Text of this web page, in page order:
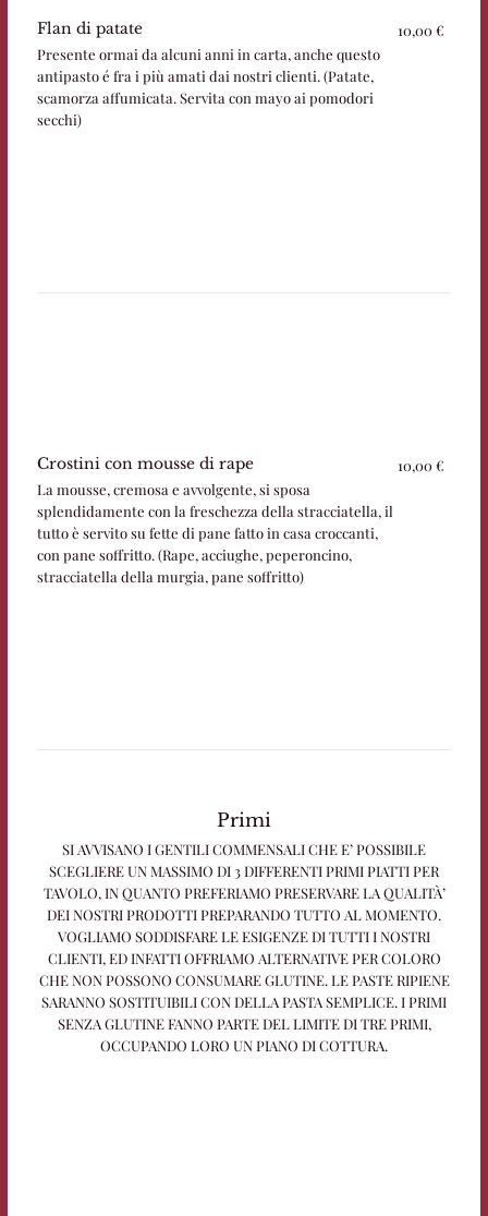
Flan di patate
Presente ormai da alcuni anni in carta, anche questo
antipasto é fra i più amati dai nostri clienti. (Patate,
scamorza affumicata. Servita con mayo ai pomodori
secchi)
10,00 €
Crostini con mousse di rape
La mousse, cremosa e avvolgente, si sposa
splendidamente con la freschezza della stracciatella, il
tutto è servito su fette di pane fatto in casa croccanti,
con pane soffritto. (Rape, acciughe, peperoncino,
stracciatella della murgia, pane soffritto)
10,00 €
Primi
SI AVVISANO I GENTILI COMMENSALI CHE E’ POSSIBILE
SCEGLIERE UN MASSIMO DI 3 DIFFERENTI PRIMI PIATTI PER
TAVOLO, IN QUANTO PREFERIAMO PRESERVARE LA QUALITÀ’
DEI NOSTRI PRODOTTI PREPARANDO TUTTO AL MOMENTO.
VOGLIAMO SODDISFARE LE ESIGENZE DI TUTTI I NOSTRI
CLIENTI, ED INFATTI OFFRIAMO ALTERNATIVE PER COLORO
CHE NON POSSONO CONSUMARE GLUTINE. LE PASTE RIPIENE
SARANNO SOSTITUIBILI CON DELLA PASTA SEMPLICE. I PRIMI
SENZA GLUTINE FANNO PARTE DEL LIMITE DI TRE PRIMI,
OCCUPANDO LORO UN PIANO DI COTTURA.